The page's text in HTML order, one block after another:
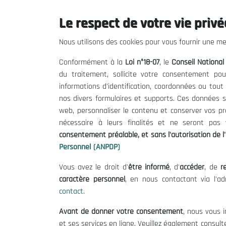
Le CNESE
Le président
Organisation
Publications
Mentions
Politique
Politique
©
Le respect de votre vie
Nous utilisons des cookies pour vous fournir une
Conformément à la Loi n°18-07, le Conseil
du traitement, sollicite votre consentement
informations d'identification, coordonnées ou
nos divers formulaires et supports. Ces
web, personnaliser le contenu et conserver vos
nécessaire à leurs finalités et ne seront
consentement préalable, et sans l'autorisation de l'
Personnel (ANPDP)
Vous avez le droit d'être informé, d'accéder, de
caractère personnel, en nous contactant via
contact.
Avant de donner votre consentement, nous vous
et ses services en ligne. Veuillez également